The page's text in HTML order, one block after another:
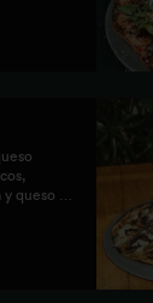
y queso